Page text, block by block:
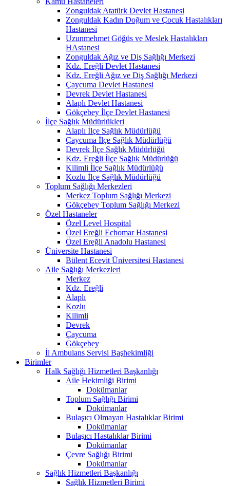
Zonguldak Atatürk Devlet Hastanesi
Zonguldak Kadın Doğum ve Çocuk Hastalıkları
Hastanesi
Uzunmehmet Göğüs ve Meslek Hastalıkları
HAstanesi
Zonguldak Ağız ve Diş Sağlığı Merkezi
Kdz. Ereğli Devlet Hastanesi
Kdz. Ereğli Ağız ve Diş Sağlığı Merkezi
Çaycuma Devlet Hastanesi
Devrek Devlet Hastanesi
Alaplı Devlet Hastanesi
Gökçebey İlçe Devlet Hastanesi
İlçe Sağlık Müdürlükleri
Alaplı İlçe Sağlık Müdürlüğü
Çaycuma İlçe Sağlık Müdürlüğü
Devrek İlçe Sağlık Müdürlüğü
Kdz. Ereğli İlçe Sağlık Müdürlüğü
Kilimli İlçe Sağlık Müdürlüğü
Kozlu İlçe Sağlık Müdürlüğü
Toplum Sağlığı Merkezleri
Merkez Toplum Sağlığı Merkezi
Gökçebey Toplum Sağlığı Merkezi
Özel Hastaneler
Özel Level Hospital
Özel Ereğli Echomar Hastanesi
Özel Ereğli Anadolu Hastanesi
Üniversite Hastanesi
Bülent Ecevit Üniversitesi Hastanesi
Aile Sağlığı Merkezleri
Merkez
Kdz. Ereğli
Alaplı
Kozlu
Kilimli
Devrek
Çaycuma
Gökçebey
İl Ambulans Servisi Başhekimliği
Birimler
Halk Sağlığı Hizmetleri Başkanlığı
Aile Hekimliği Birimi
Dokümanlar
Toplum Sağlığı Birimi
Dokümanlar
Bulaşıcı Olmayan Hastalıklar Birimi
Dokümanlar
Bulaşıcı Hastalıklar Birimi
Dokümanlar
Çevre Sağlığı Birimi
Dokümanlar
Sağlık Hizmetleri Başkanlığı
Sağlık Hizmetleri Birimi